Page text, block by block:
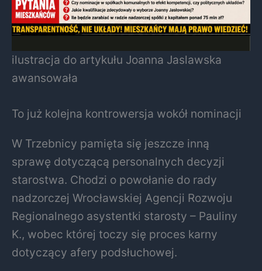
ilustracja do artykułu Joanna Jaslawska
awansowała
To już kolejna kontrowersja wokół nominacji
W Trzebnicy pamięta się jeszcze inną
sprawę dotyczącą personalnych decyzji
starostwa. Chodzi o powołanie do rady
nadzorczej Wrocławskiej Agencji Rozwoju
Regionalnego asystentki starosty – Pauliny
K., wobec której toczy się proces karny
dotyczący afery podsłuchowej.